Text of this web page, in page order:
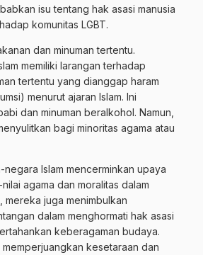
isu tentang hak asasi manusia
komunitas LGBT.
dan minuman tertentu.
memiliki larangan terhadap
tertentu yang dianggap haram
menurut ajaran Islam. Ini
dan minuman beralkohol. Namun,
bagi minoritas agama atau
Islam mencerminkan upaya
agama dan moralitas dalam
mereka juga menimbulkan
dalam menghormati hak asasi
keberagaman budaya.
kesetaraan dan